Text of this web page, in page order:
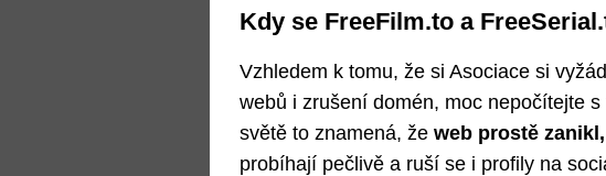
Kdy se FreeFilm.to a
Vzhledem k tomu, že si Asociace si
webů i zrušení domén, moc nepočítejte
světě to znamená, že web prostě
probíhají pečlivě a ruší se i profily na